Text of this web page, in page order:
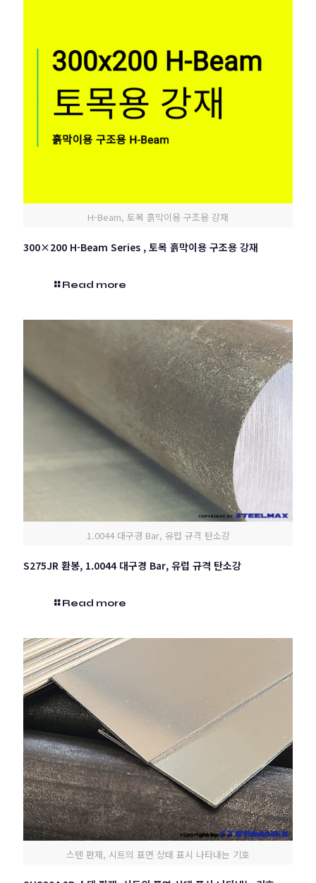
H-Beam, 토목 흙막이용 구조용 강재
300×200 H-Beam Series , 토목 흙막이용 구조용 강재
Read more
1.0044 대구경 Bar, 유럽 규격 탄소강
S275JR 환봉, 1.0044 대구경 Bar, 유럽 규격 탄소강
Read more
스텐 판재, 시트의 표면 상태 표시 나타내는 기호